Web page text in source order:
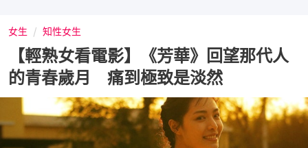
女生 知性女生
【輕熟女看電影】《芳華》回望那代人
的青春歲月 痛到極致是淡然